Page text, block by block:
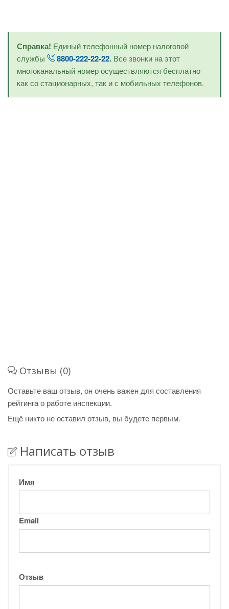
Справка! Единый телефонный номер налоговой
службы
8800-222-22-22. Все звонки на этот
многоканальный номер осуществляются бесплатно
как со стационарных, так и с мобильных телефонов.
Отзывы (0)
Оставьте ваш отзыв, он очень важен для составления
рейтинга о работе инспекции.
Ещё никто не оставил отзыв, вы будете первым.
Написать отзыв
Имя
Email
Отзыв